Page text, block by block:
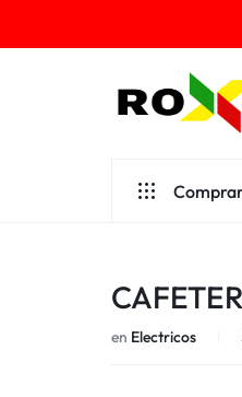
¡MÁS
MENOS!
Cafetería
Escolares
en Electricos